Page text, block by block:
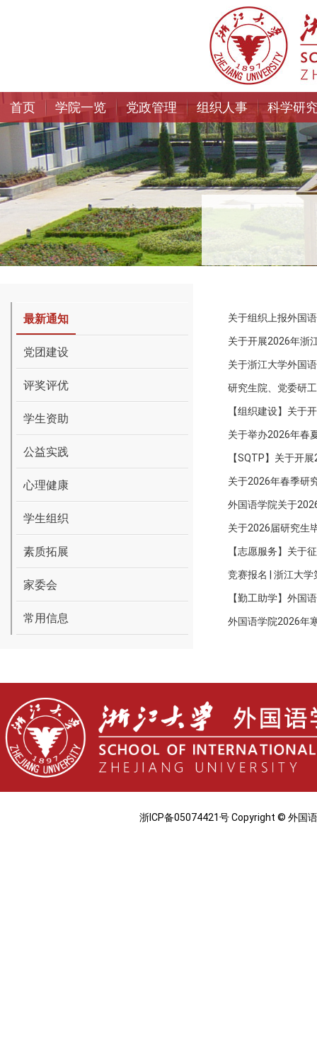
首页 学院一览 党政管理 组织人事 科学研
最新通知
党团建设
评奖评优
学生资助
公益实践
心理健康
学生组织
素质拓展
家委会
常用信息
关于组织上报外国
关于开展2026年浙
关于浙江大学外国
研究生院、党委研
【组织建设】关于
关于举办2026年春
【SQTP】关于开
关于2026年春季研
外国语学院关于
关于2026届研究生
【志愿服务】关于
竞赛报名 | 浙江大学
【勤工助学】外国
外国语学院2026年
浙ICP备05074421号 Copyright © 外国